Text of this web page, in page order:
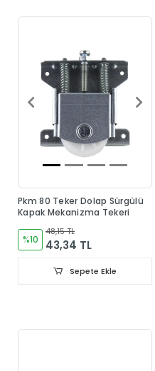
Pkm 80 Teker Dolap Sürgülü
Kapak Mekanizma Tekeri
%10
48,15 TL
43,34 TL
Sepete Ekle